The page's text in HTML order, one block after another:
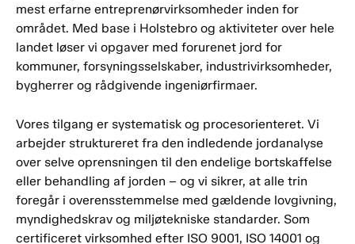
mest erfarne entreprenørvirksomheder inden for
området. Med base i Holstebro og aktiviteter over hele
landet løser vi opgaver med forurenet jord for
kommuner, forsyningsselskaber, industrivirksomheder,
bygherrer og rådgivende ingeniørfirmaer.
Vores tilgang er systematisk og procesorienteret. Vi
arbejder struktureret fra den indledende jordanalyse
over selve oprensningen til den endelige bortskaffelse
eller behandling af jorden – og vi sikrer, at alle trin
foregår i overensstemmelse med gældende lovgivning,
myndighedskrav og miljøtekniske standarder. Som
certificeret virksomhed efter ISO 9001, ISO 14001 og